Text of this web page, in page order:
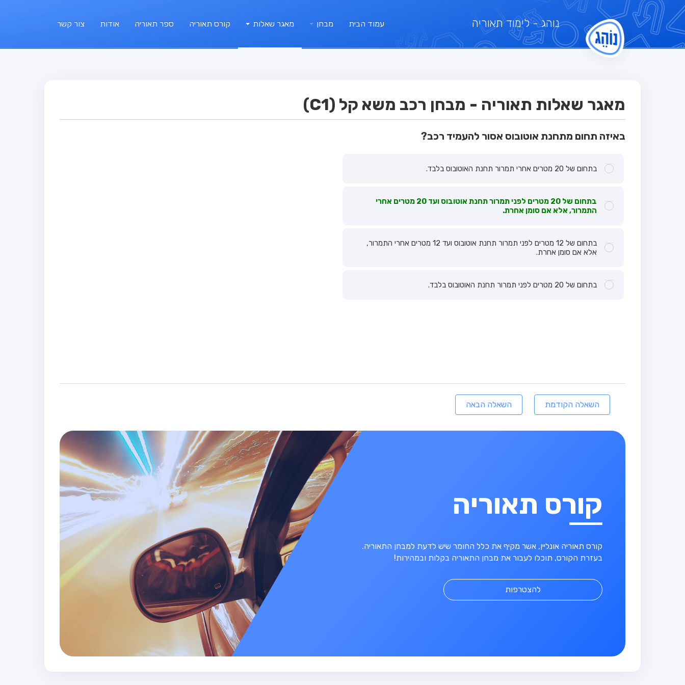
נוהג- לימוד תאוריה עמוד הבית מבחן מאגר שאלות קורס תאוריה ספר תאוריה אודות צור קשר
מאגר שאלות תאוריה - מבחן רכב משא קל (C1)
באיזה תחום מתחנת אוטובוס אסור להעמיד רכב?
בתחום של 20 מטרים אחרי תמרור תחנת האוטובוס בלבד.
בתחום של 20 מטרים לפני תמרור תחנת אוטובוס ועד 20 מטרים אחרי
התמרור, אלא אם סומן אחרת.
בתחום של 12 מטרים לפני תמרור תחנת אוטובוס ועד 12 מטרים אחרי התמרור,
אלא אם סומן אחרת.
בתחום של 20 מטרים לפני תמרור תחנת האוטובוס בלבד.
השאלה הקודמת השאלה הבאה
קורס תאוריה
קורס תאוריה אונליין, אשר מקיף את כלל החומר שיש לדעת למבחן התאוריה.
בעזרת הקורס, תוכלו לעבור את מבחן התאוריה בקלות ובמהירות!
להצטרפות